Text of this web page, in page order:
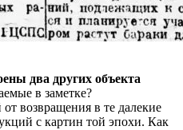
два других объекта
в заметке?
возвращения в те далекие
с картин той эпохи. Как